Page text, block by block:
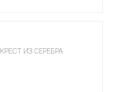
КРЕСТ ИЗ СЕРЕБРА